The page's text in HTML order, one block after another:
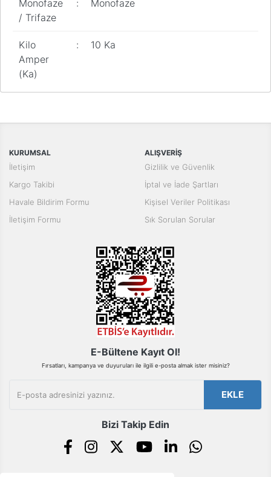
Monofaze
/ Trifaze
: Monofaze
Kilo
Amper
(Ka)
: 10 Ka
Yorum Yaz
Bu ürünün fiyat bilgisi, resim, ürün açıklamalarında ve diğer
Ürün resmi kalitesiz, bozuk veya görüntülenemiyor.
Ürün fiyatı diğer sitelerden daha pahalı.
Bu ürüne benzer farklı alternatifler olmalı.
Gönder
KURUMSAL
İletişim
Kargo Takibi
Havale Bildirim Formu
İletişim Formu
ALIŞVERİŞ
Gizlilik ve Güvenlik
İptal ve İade Şartları
Kişisel Veriler Politikası
Sık Sorulan Sorular
E-Bültene Kayıt Ol!
Fırsatları, kampanya ve duyuruları ile ilgili e-posta almak ister misiniz?
EKLE
Bizi Takip Edin